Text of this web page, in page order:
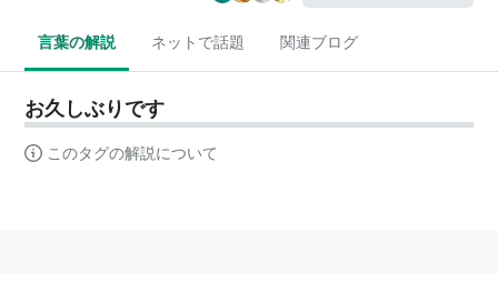
言葉の解説 ネットで話題 関連ブログ
お久しぶりです
このタグの解説について